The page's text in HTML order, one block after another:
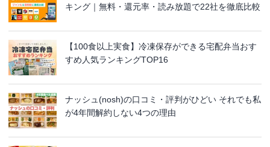
キング｜無料・還元率・読み放題で22社を徹底比較
【100食以上実食】冷凍保存ができる宅配弁当おす
すめ人気ランキングTOP16
ナッシュ(nosh)の口コミ・評判がひどい それでも私
が4年間解約しない4つの理由